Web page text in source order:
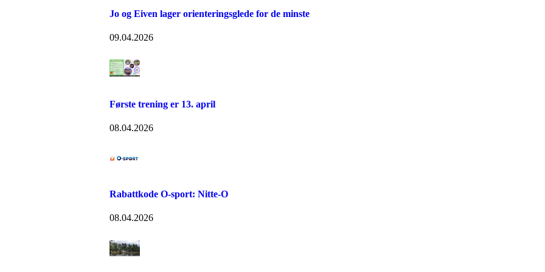
Jo og Eiven lager orienteringsglede for de minste
09.04.2026
Første trening er 13. april
08.04.2026
Rabattkode O-sport: Nitte-O
08.04.2026